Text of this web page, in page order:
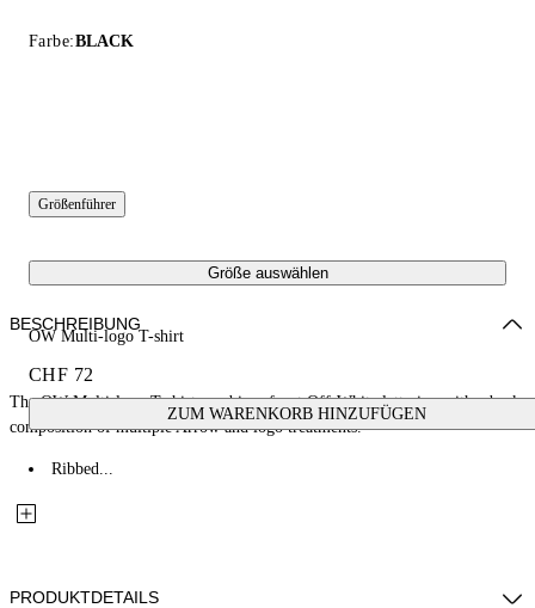
Farbe:BLACK
Größenführer
Größe auswählen
OW Multi-logo T-shirt
CHF 72
ZUM WARENKORB HINZUFÜGEN
BESCHREIBUNG
The OW Multi-logo T-shirt combines front Off-White lettering with a back
composition of multiple Arrow and logo treatments.
Ribbed...
PRODUKTDETAILS